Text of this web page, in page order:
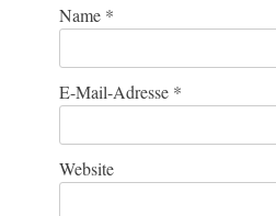
Name *
E-Mail-Adresse *
Website